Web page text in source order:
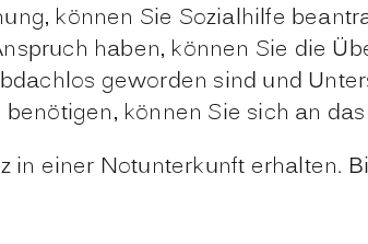
können Sie Sozialhilfe
haben, können Sie die
geworden sind und
können Sie sich an
einer Notunterkunft erhalten.